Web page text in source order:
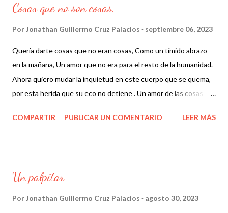
Cosas que no son cosas.
PorJonathan Guillermo Cruz Palacios septiembre 06, 2023
Quería darte cosas que no eran cosas, Como un tímido abrazo
en la mañana, Un amor que no era para el resto de la humanidad.
Ahora quiero mudar la inquietud en este cuerpo que se quema,
por esta herida que su eco no detiene . Un amor de las cosas
COMPARTIR
PUBLICAR UN COMENTARIO LEER MÁS
Un palpitar
PorJonathan Guillermo Cruz Palacios agosto 30, 2023